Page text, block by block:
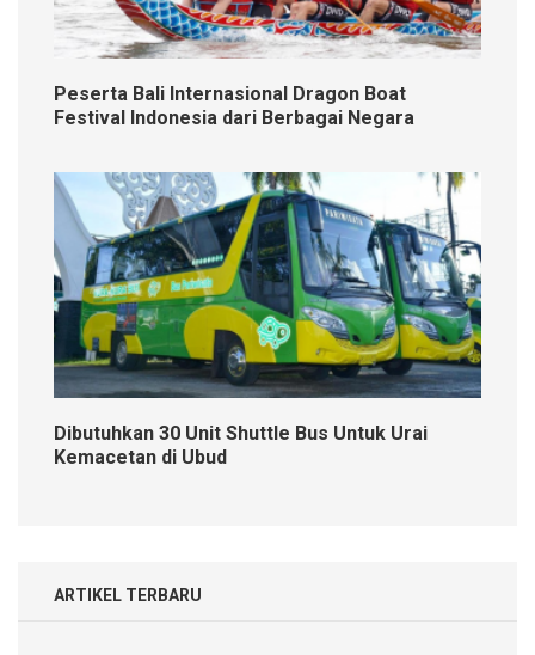
Peserta Bali Internasional Dragon Boat
Festival Indonesia dari Berbagai Negara
Dibutuhkan 30 Unit Shuttle Bus Untuk Urai
Kemacetan di Ubud
ARTIKEL TERBARU